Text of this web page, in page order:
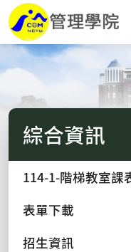
綜合資訊
114-1-階梯教室課
表單下載
招生資訊